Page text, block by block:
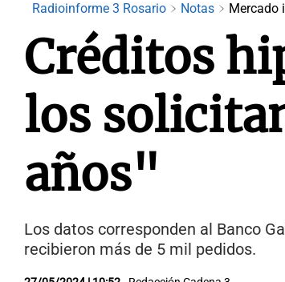
Radioinforme 3 Rosario Notas Mercado
Créditos
los
años"
Los datos corresponden al Banco
recibieron más de 5 mil pedidos.